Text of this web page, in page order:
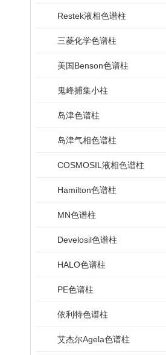
Restek液相色谱柱
三菱化学色谱柱
美国Benson色谱柱
鬼峰捕集小柱
岛津色谱柱
岛津气相色谱柱
COSMOSIL液相色谱柱
Hamilton色谱柱
MN色谱柱
Develosil色谱柱
HALO色谱柱
PE色谱柱
依利特色谱柱
艾杰尔Agela色谱柱